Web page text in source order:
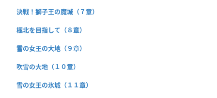
決戦！獅子王の魔城（７章）
極北を目指して（８章）
雪の女王の大地（９章）
吹雪の大地（１０章）
雪の女王の氷城（１１章）